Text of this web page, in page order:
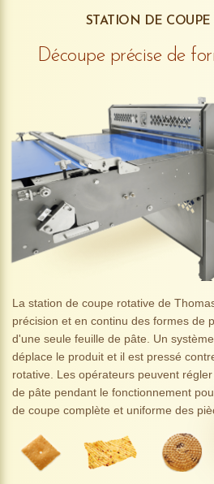
STATION DE COUPE
Découpe précise de
La station de coupe rotative de
précision et en continu des formes de
d'une seule feuille de pâte. Un
déplace le produit et il est pressé
rotative. Les opérateurs peuvent
de pâte pendant le fonctionnement
de coupe complète et uniforme des